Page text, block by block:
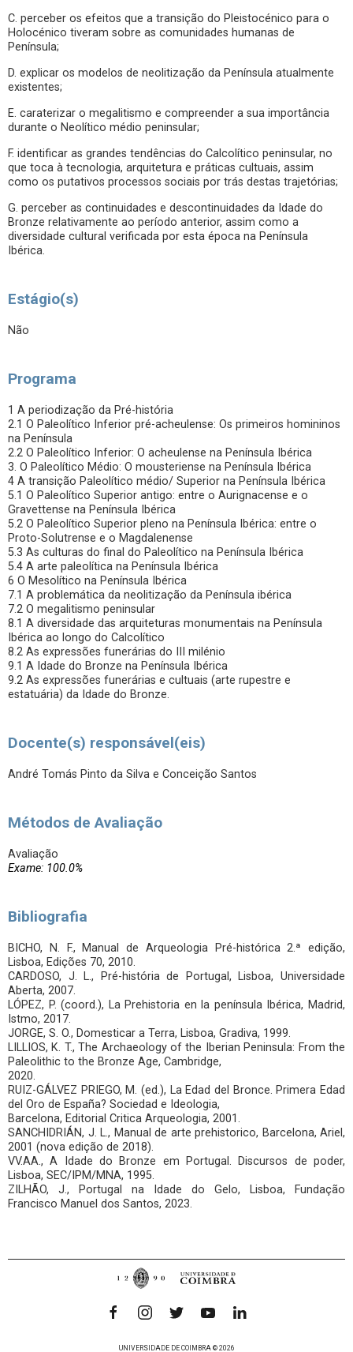
C. perceber os efeitos que a transição do Pleistocénico para o
Holocénico tiveram sobre as comunidades humanas de
Península;
D. explicar os modelos de neolitização da Península atualmente
existentes;
E. caraterizar o megalitismo e compreender a sua importância
durante o Neolítico médio peninsular;
F. identificar as grandes tendências do Calcolítico peninsular, no
que toca à tecnologia, arquitetura e práticas cultuais, assim
como os putativos processos sociais por trás destas trajetórias;
G. perceber as continuidades e descontinuidades da Idade do
Bronze relativamente ao período anterior, assim como a
diversidade cultural verificada por esta época na Península
Ibérica.
Estágio(s)
Não
Programa
1 A periodização da Pré-história
2.1 O Paleolítico Inferior pré-acheulense: Os primeiros homininos
na Península
2.2 O Paleolítico Inferior: O acheulense na Península Ibérica
3. O Paleolítico Médio: O mousteriense na Península Ibérica
4 A transição Paleolítico médio/ Superior na Península Ibérica
5.1 O Paleolítico Superior antigo: entre o Aurignacense e o
Gravettense na Península Ibérica
5.2 O Paleolítico Superior pleno na Península Ibérica: entre o
Proto-Solutrense e o Magdalenense
5.3 As culturas do final do Paleolítico na Península Ibérica
5.4 A arte paleolítica na Península Ibérica
6 O Mesolítico na Península Ibérica
7.1 A problemática da neolitização da Península ibérica
7.2 O megalitismo peninsular
8.1 A diversidade das arquiteturas monumentais na Península
Ibérica ao longo do Calcolítico
8.2 As expressões funerárias do III milénio
9.1 A Idade do Bronze na Península Ibérica
9.2 As expressões funerárias e cultuais (arte rupestre e
estatuária) da Idade do Bronze.
Docente(s) responsável(eis)
André Tomás Pinto da Silva e Conceição Santos
Métodos de Avaliação
Avaliação
Exame: 100.0%
Bibliografia
BICHO, N. F., Manual de Arqueologia Pré-histórica 2.ª edição,
Lisboa, Edições 70, 2010.
CARDOSO, J. L., Pré-história de Portugal, Lisboa, Universidade
Aberta, 2007.
LÓPEZ, P. (coord.), La Prehistoria en la península Ibérica, Madrid,
Istmo, 2017.
JORGE, S. O., Domesticar a Terra, Lisboa, Gradiva, 1999.
LILLIOS, K. T., The Archaeology of the Iberian Peninsula: From the
Paleolithic to the Bronze Age, Cambridge,
2020.
RUIZ-GÁLVEZ PRIEGO, M. (ed.), La Edad del Bronce. Primera Edad
del Oro de España? Sociedad e Ideologia,
Barcelona, Editorial Critica Arqueologia, 2001.
SANCHIDRIÁN, J. L., Manual de arte prehistorico, Barcelona, Ariel,
2001 (nova edição de 2018).
VV.AA., A Idade do Bronze em Portugal. Discursos de poder,
Lisboa, SEC/IPM/MNA, 1995.
ZILHÃO, J., Portugal na Idade do Gelo, Lisboa, Fundação
Francisco Manuel dos Santos, 2023.
UNIVERSIDADE DE COIMBRA © 2026